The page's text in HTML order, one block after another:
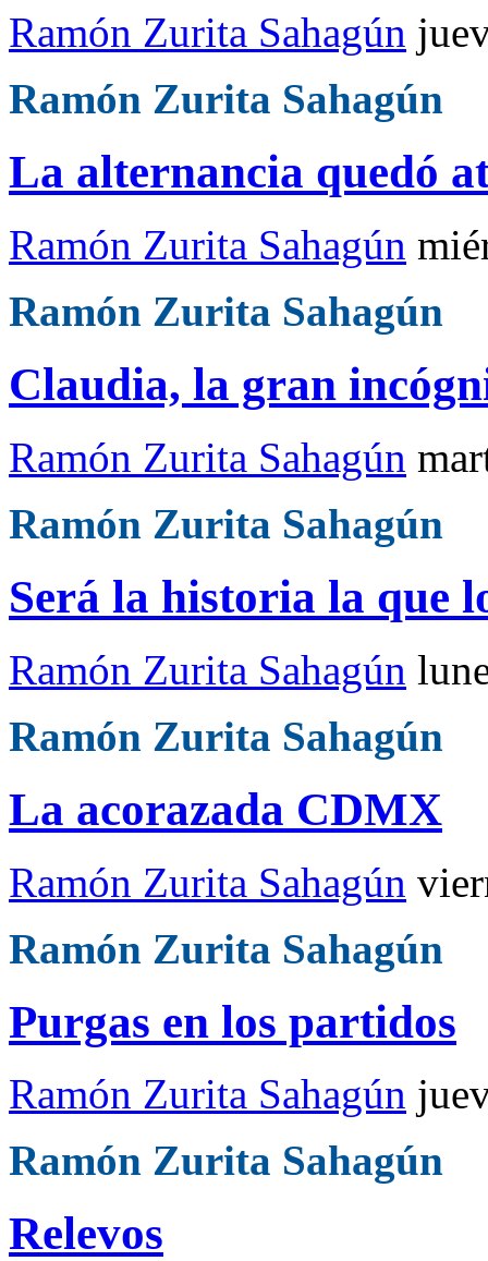
Ramón Zurita Sahagún
Ramón Zurita Sahagún
La alternancia quedó
Ramón Zurita Sahagún
Ramón Zurita Sahagún
Claudia, la gran
Ramón Zurita Sahagún
Ramón Zurita Sahagún
Será la historia la que
Ramón Zurita Sahagún
Ramón Zurita Sahagún
La acorazada CDMX
Ramón Zurita Sahagún
Ramón Zurita Sahagún
Purgas en los partidos
Ramón Zurita Sahagún
Ramón Zurita Sahagún
Relevos